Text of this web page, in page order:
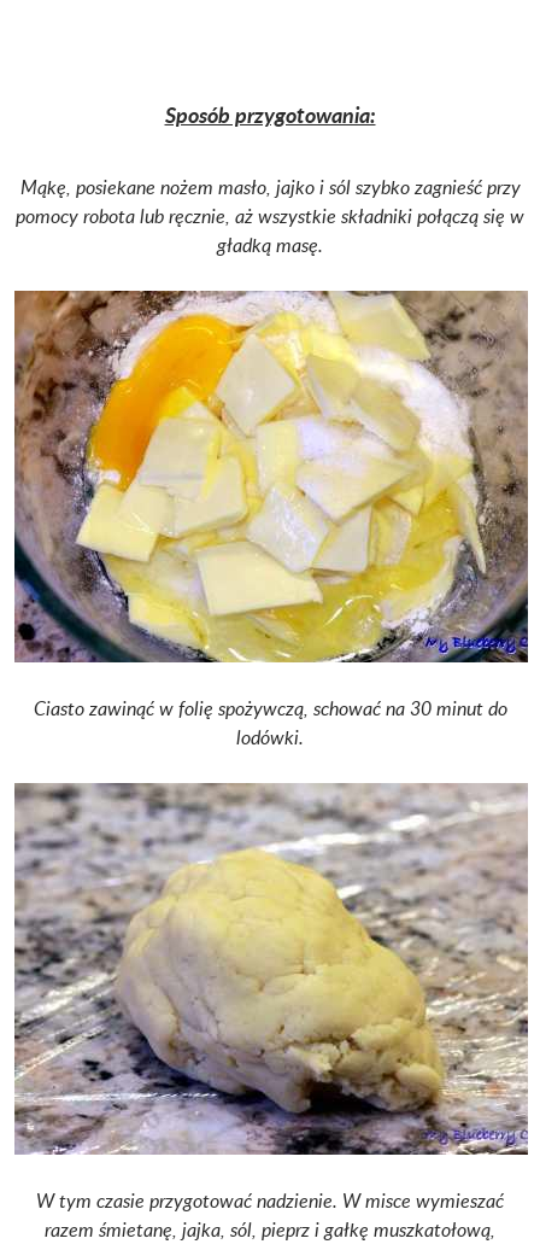
Sposób przygotowania:
Mąkę, posiekane nożem masło, jajko i sól szybko zagnieść przy
pomocy robota lub ręcznie, aż wszystkie składniki połączą się w
gładką masę.
Ciasto zawinąć w folię spożywczą, schować na 30 minut do
lodówki.
W tym czasie przygotować nadzienie. W misce wymieszać
razem śmietanę, jajka, sól, pieprz i gałkę muszkatołową,